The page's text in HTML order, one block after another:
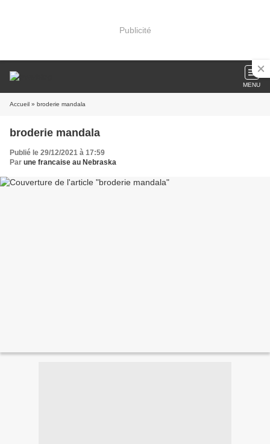
Publicité
MENU
Accueil » broderie mandala
broderie mandala
Publié le 29/12/2021 à 17:59
Par une francaise au Nebraska